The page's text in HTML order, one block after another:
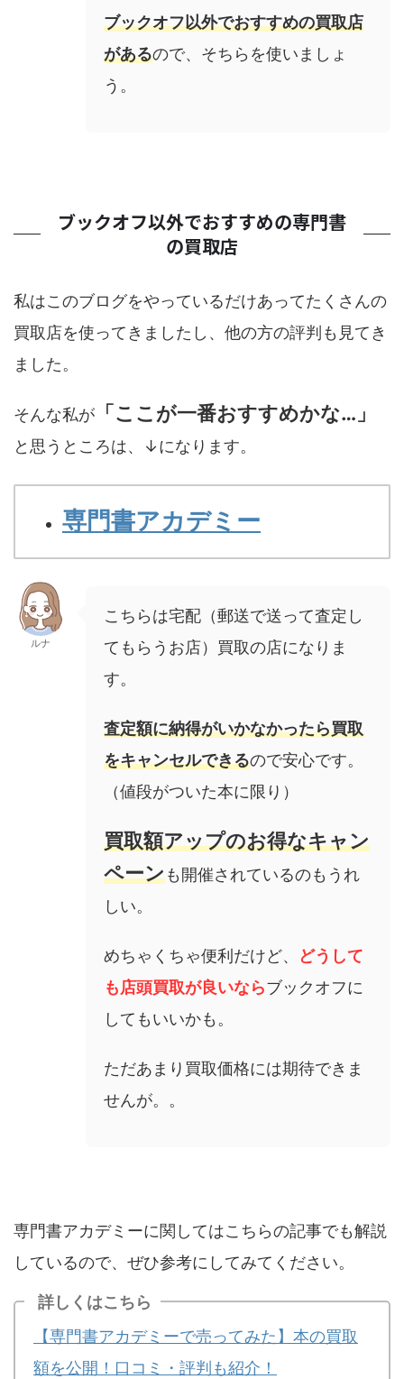
ブックオフ以外でおすすめの買取店
があるので、そちらを使いましょ
う。
ブックオフ以外でおすすめの専門書
の買取店
私はこのブログをやっているだけあってたくさんの
買取店を使ってきましたし、他の方の評判も見てき
ました。
そんな私が 「ここが一番おすすめかな…」
と思うところは、↓になります。
専門書アカデミー
ルナ
こちらは宅配（郵送で送って査定し
てもらうお店）買取の店になりま
す。
査定額に納得がいかなかったら買取
をキャンセルできるので安心です。
（値段がついた本に限り）
買取額アップのお得なキャン
ペーンも開催されているのもうれ
しい。
めちゃくちゃ便利だけど、
どうして
も店頭買取が良いならブックオフに
してもいいかも。
ただあまり買取価格には期待できま
せんが。。
専門書アカデミーに関してはこちらの記事でも解説
しているので、ぜひ参考にしてみてください。
詳しくはこちら
【専門書アカデミーで売ってみた】本の買取
額を公開！口コミ・評判も紹介！